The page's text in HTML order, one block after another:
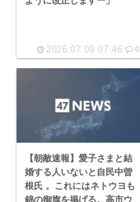
2026.07.09 07:46 0
【朝敵速報】愛子さまと結
婚する人いないと自民中曽
根氏 。これにはネトウヨも
錦の御旗を掲げる。高市ウ